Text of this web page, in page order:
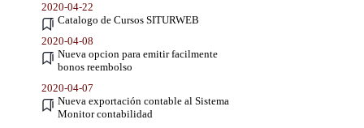
2020-04-22
Catalogo de Cursos SITURWEB
2020-04-08
Nueva opcion para emitir facilmente
bonos reembolso
2020-04-07
Nueva exportación contable al Sistema
Monitor contabilidad